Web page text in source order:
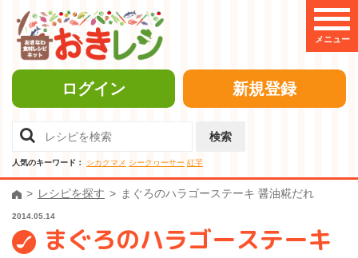
メニュー
ログイン 新規登録
検索
人気のキーワード： シカクマメ シークヮーサー 紅芋
レシピを探す まぐろのハラゴーステーキ 醤油糀だれ
2014.05.14
まぐろのハラゴーステーキ